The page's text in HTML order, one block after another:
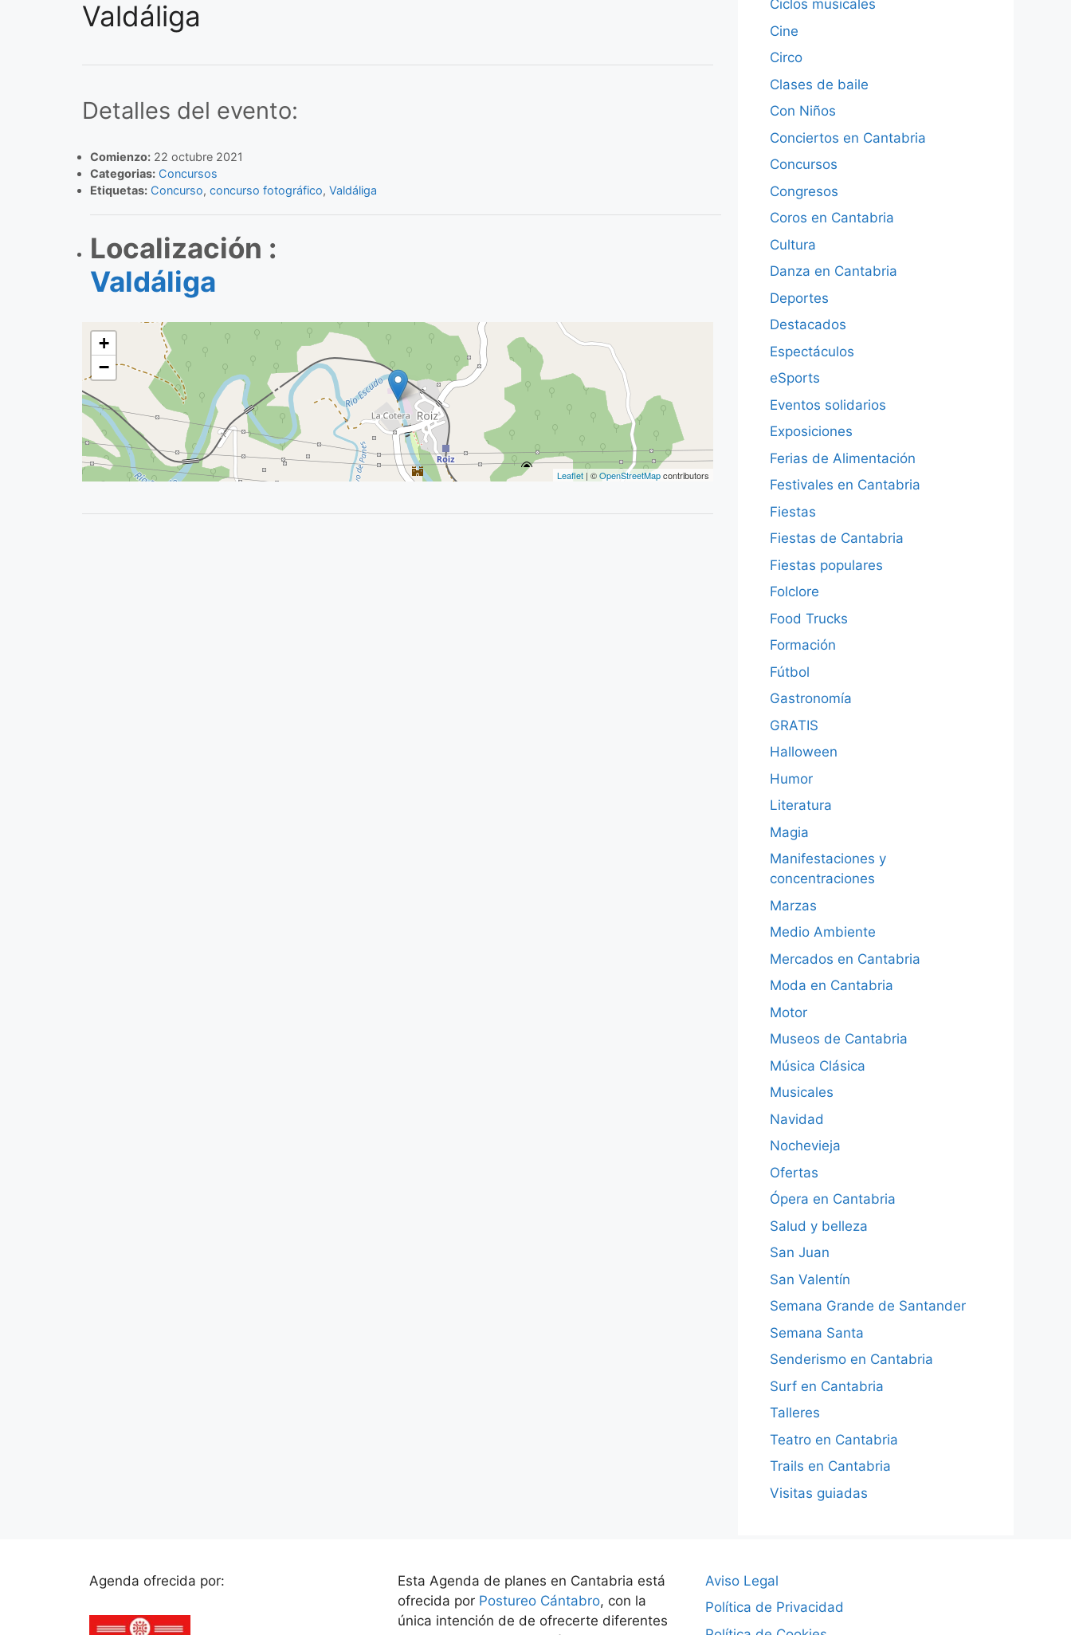
Valdáliga
Detalles del evento:
Comienzo:22 octubre 2021
Categorias: Concursos
Etiquetas: Concurso, concurso fotográfico, Valdáliga
Localización :
Valdáliga
+
−
Leaflet | ©OpenStreetMapcontributors
Ciclos musicales
Cine
Circo
Clases de baile
Con Niños
Conciertos en Cantabria
Concursos
Congresos
Coros en Cantabria
Cultura
Danza en Cantabria
Deportes
Destacados
Espectáculos
eSports
Eventos solidarios
Exposiciones
Ferias de Alimentación
Festivales en Cantabria
Fiestas
Fiestas de Cantabria
Fiestas populares
Folclore
Food Trucks
Formación
Fútbol
Gastronomía
GRATIS
Halloween
Humor
Literatura
Magia
Manifestaciones y
concentraciones
Marzas
Medio Ambiente
Mercados en Cantabria
Moda en Cantabria
Motor
Museos de Cantabria
Música Clásica
Musicales
Navidad
Nochevieja
Ofertas
Ópera en Cantabria
Salud y belleza
San Juan
San Valentín
Semana Grande de Santander
Semana Santa
Senderismo en Cantabria
Surf en Cantabria
Talleres
Teatro en Cantabria
Trails en Cantabria
Visitas guiadas
Agenda ofrecida por:
Esta Agenda de planes en Cantabria está
ofrecida por Postureo Cántabro, con la
única intención de de ofrecerte diferentes
Aviso Legal
Política de Privacidad